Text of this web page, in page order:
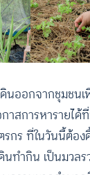
นออกจากชุมชน
าสการหารายไ
กร ที่ในวันนี้ต้อง
นทำกิน เป็นมวล